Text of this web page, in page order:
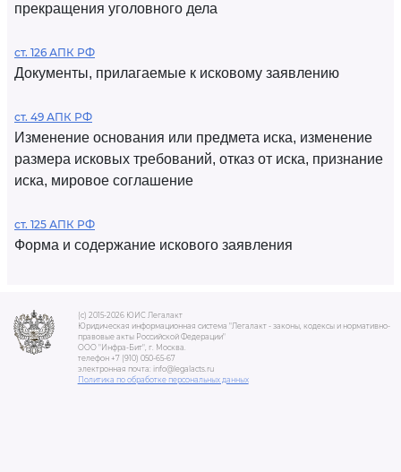
прекращения уголовного дела
ст. 126 АПК РФ
Документы, прилагаемые к исковому заявлению
ст. 49 АПК РФ
Изменение основания или предмета иска, изменение
размера исковых требований, отказ от иска, признание
иска, мировое соглашение
ст. 125 АПК РФ
Форма и содержание искового заявления
(c) 2015-2026 ЮИС Легалакт
Юридическая информационная система "Легалакт - законы, кодексы и нормативно-
правовые акты Российской Федерации"
ООО "Инфра-Бит", г. Москва.
телефон +7 (910) 050-65-67
электронная почта: info@legalacts.ru
Политика по обработке персональных данных